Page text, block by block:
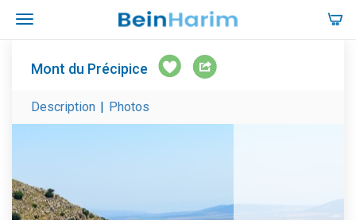
Mont du Précipice
Description | Photos